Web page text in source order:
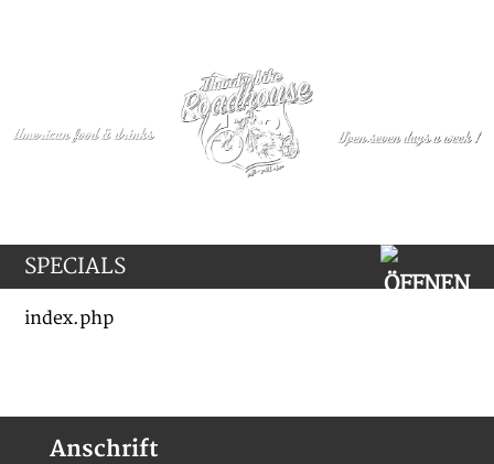
SPECIALS
index.php
Anschrift